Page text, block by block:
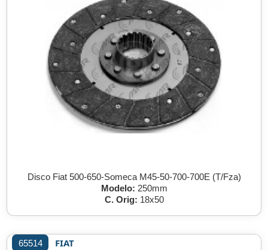
Disco Fiat 500-650-Someca M45-50-700-700E (T/Fza)
Modelo: 250mm
C. Orig: 18x50
65514 FIAT